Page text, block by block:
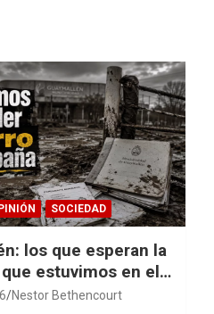
SOCIEDAD
los que esperan la
estuvimos en el
Nestor Bethencourt